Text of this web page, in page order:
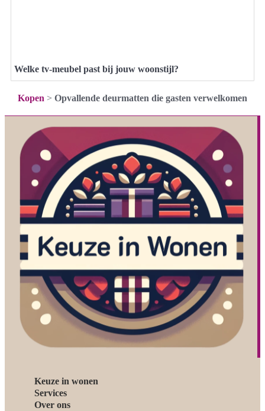
Welke tv-meubel past bij jouw woonstijl?
Kopen > Opvallende deurmatten die gasten verwelkomen
Keuze in wonen
Services
Over ons